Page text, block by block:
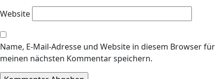
Website
Name, E-Mail-Adresse und Website in diesem Browser für
meinen nächsten Kommentar speichern.